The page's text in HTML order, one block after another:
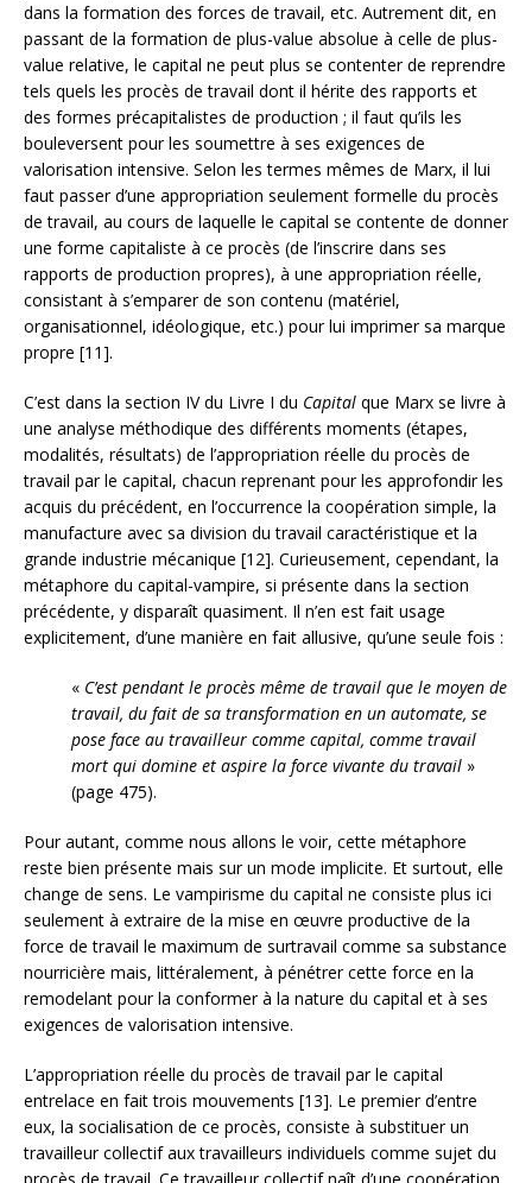
dans la formation des forces de travail, etc. Autrement dit, en
passant de la formation de plus-value absolue à celle de plus-
value relative, le capital ne peut plus se contenter de reprendre
tels quels les procès de travail dont il hérite des rapports et
des formes précapitalistes de production ; il faut qu’ils les
bouleversent pour les soumettre à ses exigences de
valorisation intensive. Selon les termes mêmes de Marx, il lui
faut passer d’une appropriation seulement formelle du procès
de travail, au cours de laquelle le capital se contente de donner
une forme capitaliste à ce procès (de l’inscrire dans ses
rapports de production propres), à une appropriation réelle,
consistant à s’emparer de son contenu (matériel,
organisationnel, idéologique, etc.) pour lui imprimer sa marque
propre [11].
C’est dans la section IV du Livre I du Capital que Marx se livre à
une analyse méthodique des différents moments (étapes,
modalités, résultats) de l’appropriation réelle du procès de
travail par le capital, chacun reprenant pour les approfondir les
acquis du précédent, en l’occurrence la coopération simple, la
manufacture avec sa division du travail caractéristique et la
grande industrie mécanique [12]. Curieusement, cependant, la
métaphore du capital-vampire, si présente dans la section
précédente, y disparaît quasiment. Il n’en est fait usage
explicitement, d’une manière en fait allusive, qu’une seule fois :
« C’est pendant le procès même de travail que le moyen de
travail, du fait de sa transformation en un automate, se
pose face au travailleur comme capital, comme travail
mort qui domine et aspire la force vivante du travail »
(page 475).
Pour autant, comme nous allons le voir, cette métaphore
reste bien présente mais sur un mode implicite. Et surtout, elle
change de sens. Le vampirisme du capital ne consiste plus ici
seulement à extraire de la mise en œuvre productive de la
force de travail le maximum de surtravail comme sa substance
nourricière mais, littéralement, à pénétrer cette force en la
remodelant pour la conformer à la nature du capital et à ses
exigences de valorisation intensive.
L’appropriation réelle du procès de travail par le capital
entrelace en fait trois mouvements [13]. Le premier d’entre
eux, la socialisation de ce procès, consiste à substituer un
travailleur collectif aux travailleurs individuels comme sujet du